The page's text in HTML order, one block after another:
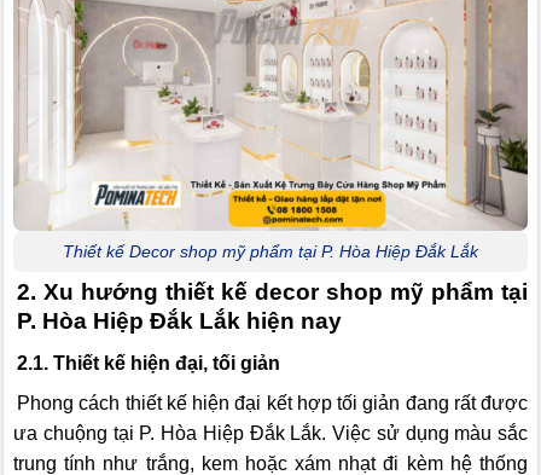
Thiết kế Decor shop mỹ phẩm tại P. Hòa Hiệp Đắk Lắk
2. Xu hướng thiết kế decor shop mỹ phẩm tại
P. Hòa Hiệp Đắk Lắk hiện nay
2.1. Thiết kế hiện đại, tối giản
Phong cách thiết kế hiện đại kết hợp tối giản đang rất được
ưa chuộng tại P. Hòa Hiệp Đắk Lắk. Việc sử dụng màu sắc
trung tính như trắng, kem hoặc xám nhạt đi kèm hệ thống